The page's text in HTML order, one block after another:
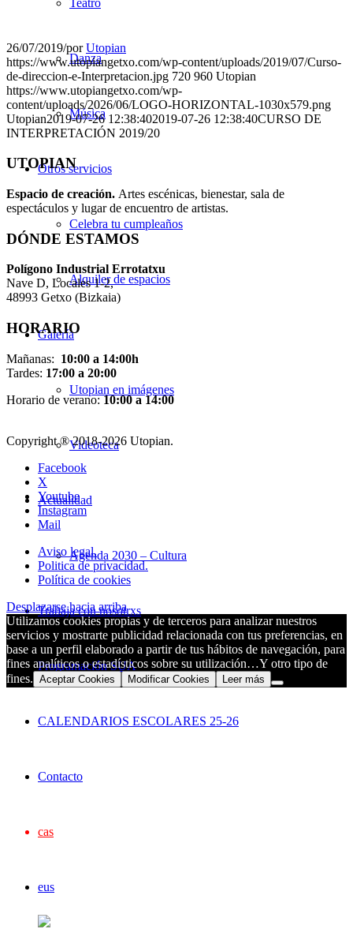
Teatro
Danza
Música
Otros servicios
Celebra tu cumpleaños
Alquiler de espacios
Galería
Utopian en imágenes
Videoteca
Actualidad
Agenda 2030 – Cultura
Trabaja con nosotrxs
Programación SUA
CALENDARIOS ESCOLARES 25-26
Contacto
cas
eus
26/07/2019/porUtopian
https://www.utopiangetxo.com/wp-content/uploads/2019/07/Curso-
de-direccion-e-Interpretacion.jpg 720 960 Utopian
https://www.utopiangetxo.com/wp-
content/uploads/2026/06/LOGO-HORIZONTAL-1030x579.png
Utopian2019-07-26 12:38:402019-07-26 12:38:40CURSO DE
INTERPRETACIÓN 2019/20
UTOPIAN
Espacio de creación. Artes escénicas, bienestar, sala de
espectáculos y lugar de encuentro de artistas.
DÓNDE ESTAMOS
Polígono Industrial Errotatxu
Nave D, Locales 1-2,
48993 Getxo (Bizkaia)
HORARIO
Mañanas: 10:00 a 14:00h
Tardes: 17:00 a 20:00
Horario de verano:10:00 a 14:00
Copyright ® 2018-2026 Utopian.
Facebook
X
Youtube
Instagram
Mail
Aviso legal.
Politica de privacidad.
Política de cookies
Desplazarse hacia arriba
Utilizamos cookies propias y de terceros para analizar nuestros
servicios y mostrarte publicidad relacionada con tus preferencias, en
base a un perfil elaborado a partir de tus hábitos de navegación, para
fines analíticos o estadísticos sobre su utilización…Y otro tipo de
fines. Aceptar Cookies Modificar Cookies Leer más